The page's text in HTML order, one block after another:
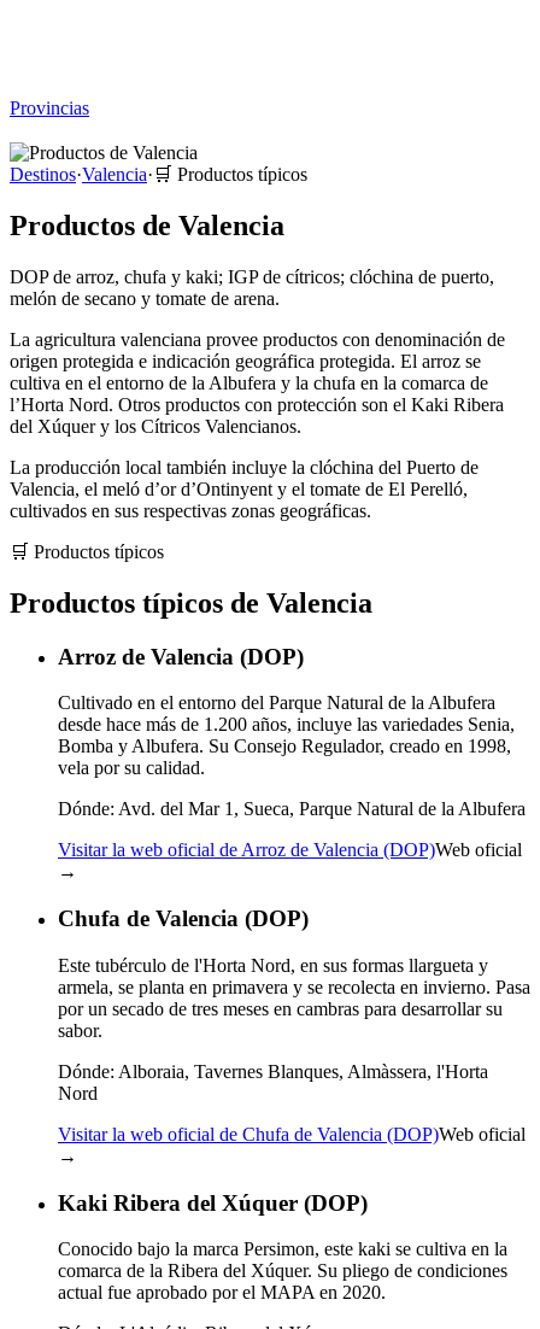
Provincias
Destinos·Valencia· 🛒 Productos típicos
Productos de Valencia
DOP de arroz, chufa y kaki; IGP de cítricos; clóchina de puerto,
melón de secano y tomate de arena.
La agricultura valenciana provee productos con denominación de
origen protegida e indicación geográfica protegida. El arroz se
cultiva en el entorno de la Albufera y la chufa en la comarca de
l’Horta Nord. Otros productos con protección son el Kaki Ribera
del Xúquer y los Cítricos Valencianos.
La producción local también incluye la clóchina del Puerto de
Valencia, el meló d’or d’Ontinyent y el tomate de El Perelló,
cultivados en sus respectivas zonas geográficas.
🛒 Productos típicos
Productos típicos de Valencia
Arroz de Valencia (DOP)
Cultivado en el entorno del Parque Natural de la Albufera
desde hace más de 1.200 años, incluye las variedades Senia,
Bomba y Albufera. Su Consejo Regulador, creado en 1998,
vela por su calidad.
Dónde: Avd. del Mar 1, Sueca, Parque Natural de la Albufera
Visitar la web oficial de Arroz de Valencia (DOP)Web oficial
→
Chufa de Valencia (DOP)
Este tubérculo de l'Horta Nord, en sus formas llargueta y
armela, se planta en primavera y se recolecta en invierno. Pasa
por un secado de tres meses en cambras para desarrollar su
sabor.
Dónde: Alboraia, Tavernes Blanques, Almàssera, l'Horta
Nord
Visitar la web oficial de Chufa de Valencia (DOP)Web oficial
→
Kaki Ribera del Xúquer (DOP)
Conocido bajo la marca Persimon, este kaki se cultiva en la
comarca de la Ribera del Xúquer. Su pliego de condiciones
actual fue aprobado por el MAPA en 2020.